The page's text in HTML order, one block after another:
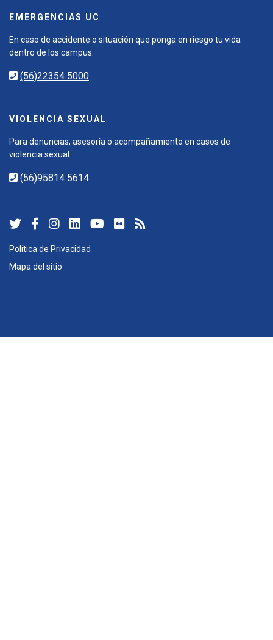
EMERGENCIAS UC
En caso de accidente o situación que ponga en riesgo tu vida
dentro de los campus.
(56)22354 5000
VIOLENCIA SEXUAL
Para denuncias, asesoría o acompañamiento en casos de
violencia sexual.
(56)95814 5614
Política de Privacidad
Mapa del sitio